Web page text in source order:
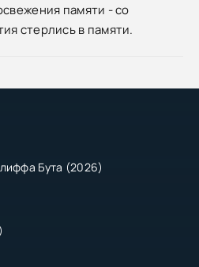
Бута (2026)
памяти - со
стерлись в памяти.